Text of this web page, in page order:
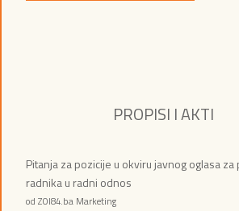
PROPISI I AKTI
Pitanja za pozicije u okviru javnog oglasa za
radnika u radni odnos
od ZOI84.ba Marketing